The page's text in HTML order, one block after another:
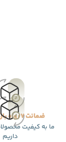
ضمانت 7 روزه بازگشت کالا
ما به کیفیت
داریم